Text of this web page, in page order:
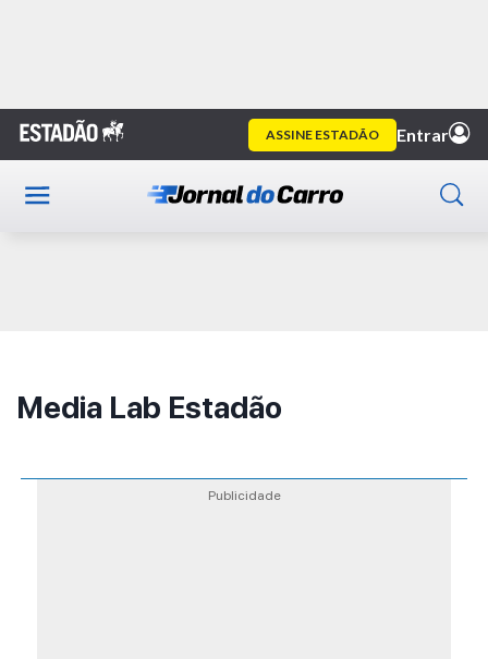
Home Autor Media Lab Estadão
Publicidade
Media Lab Estadão
Publicidade